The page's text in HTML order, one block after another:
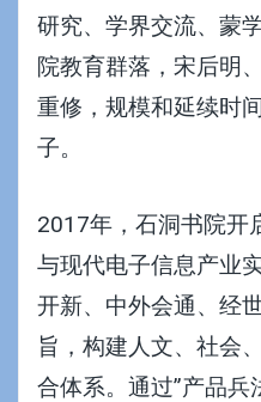
研究、学界交流、蒙
院教育群落，宋后明
重修，规模和延续时
子。
2017年，石洞书院开
与现代电子信息产业
开新、中外会通、经
旨，构建人文、社会
合体系。通过”产品兵